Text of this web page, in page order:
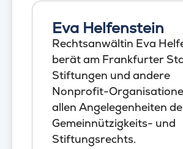
Eva Helfenstein
Rechtsanwältin Eva
berät am Frankfurter
Stiftungen und andere
Nonprofit-
allen Angelegenheiten
Gemeinnützigkeits- und
Stiftungsrechts.